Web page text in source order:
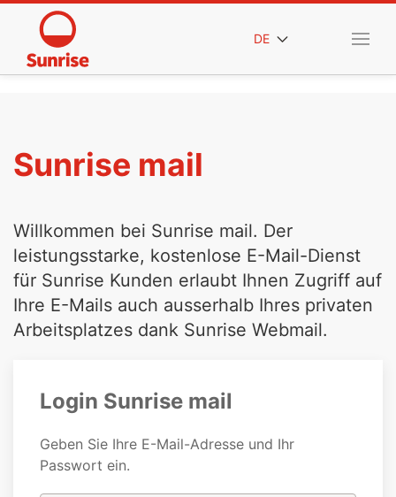
DE
Sunrise mail
Willkommen bei Sunrise mail. Der
leistungsstarke, kostenlose E-Mail-Dienst
für Sunrise Kunden erlaubt Ihnen Zugriff auf
Ihre E-Mails auch ausserhalb Ihres privaten
Arbeitsplatzes dank Sunrise Webmail.
Login Sunrise mail
Geben Sie Ihre E-Mail-Adresse und Ihr
Passwort ein.